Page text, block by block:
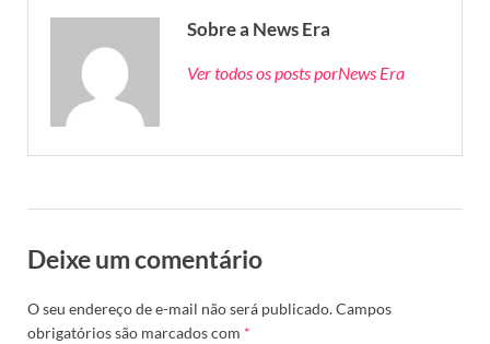
Sobre a News Era
Ver todos os posts porNews Era
Deixe um comentário
O seu endereço de e-mail não será publicado.Campos
obrigatórios são marcados com *